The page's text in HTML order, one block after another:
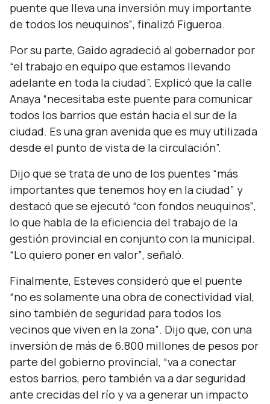
puente que lleva una inversión muy importante
de todos los neuquinos”, finalizó Figueroa.
Por su parte, Gaido agradeció al gobernador por
“el trabajo en equipo que estamos llevando
adelante en toda la ciudad”. Explicó que la calle
Anaya “necesitaba este puente para comunicar
todos los barrios que están hacia el sur de la
ciudad. Es una gran avenida que es muy utilizada
desde el punto de vista de la circulación”.
Dijo que se trata de uno de los puentes “más
importantes que tenemos hoy en la ciudad” y
destacó que se ejecutó “con fondos neuquinos”,
lo que habla de la eficiencia del trabajo de la
gestión provincial en conjunto con la municipal.
“Lo quiero poner en valor”, señaló.
Finalmente, Esteves consideró que el puente
“no es solamente una obra de conectividad vial,
sino también de seguridad para todos los
vecinos que viven en la zona”. Dijo que, con una
inversión de más de 6.800 millones de pesos por
parte del gobierno provincial, “va a conectar
estos barrios, pero también va a dar seguridad
ante crecidas del río y va a generar un impacto